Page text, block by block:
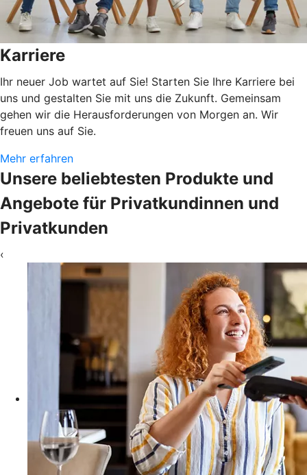
Karriere
Ihr neuer Job wartet auf Sie! Starten Sie Ihre Karriere bei
uns und gestalten Sie mit uns die Zukunft. Gemeinsam
gehen wir die Herausforderungen von Morgen an. Wir
freuen uns auf Sie.
Mehr erfahren
Unsere beliebtesten Produkte und
Angebote für Privatkundinnen und
Privatkunden
‹